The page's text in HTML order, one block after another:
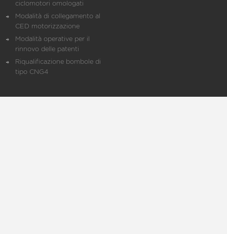
ciclomotori omologati
Modalità di collegamento al
CED motorizzazione
Modalità operative per il
rinnovo delle patenti
Riqualificazione bombole di
tipo CNG4